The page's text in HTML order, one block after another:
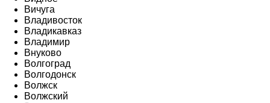
Вичуга
Владивосток
Владикавказ
Владимир
Внуково
Волгоград
Волгодонск
Волжск
Волжский